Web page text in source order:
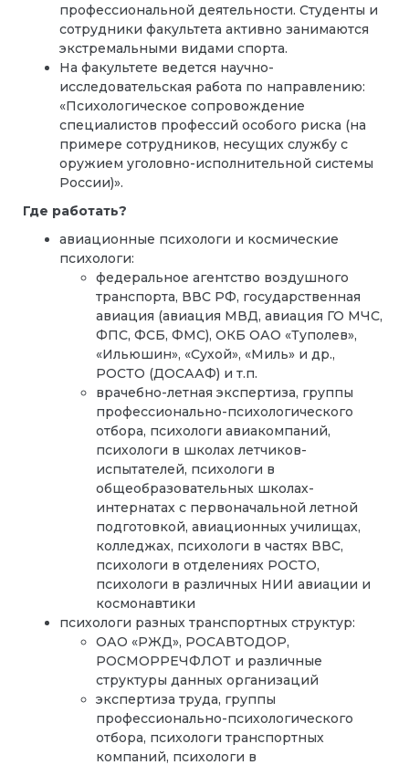
профессиональной деятельности. Студенты и
сотрудники факультета активно занимаются
экстремальными видами спорта.
На факультете ведется научно-
исследовательская работа по направлению:
«Психологическое сопровождение
специалистов профессий особого риска (на
примере сотрудников, несущих службу с
оружием уголовно-исполнительной системы
России)».
Где работать?
авиационные психологи и космические
психологи:
федеральное агентство воздушного
транспорта, ВВС РФ, государственная
авиация (авиация МВД, авиация ГО МЧС,
ФПС, ФСБ, ФМС), ОКБ ОАО «Туполев»,
«Ильюшин», «Сухой», «Миль» и др.,
РОСТО (ДОСААФ) и т.п.
врачебно-летная экспертиза, группы
профессионально-психологического
отбора, психологи авиакомпаний,
психологи в школах летчиков-
испытателей, психологи в
общеобразовательных школах-
интернатах с первоначальной летной
подготовкой, авиационных училищах,
колледжах, психологи в частях ВВС,
психологи в отделениях РОСТО,
психологи в различных НИИ авиации и
космонавтики
психологи разных транспортных структур:
ОАО «РЖД», РОСАВТОДОР,
РОСМОРРЕЧФЛОТ и различные
структуры данных организаций
экспертиза труда, группы
профессионально-психологического
отбора, психологи транспортных
компаний, психологи в